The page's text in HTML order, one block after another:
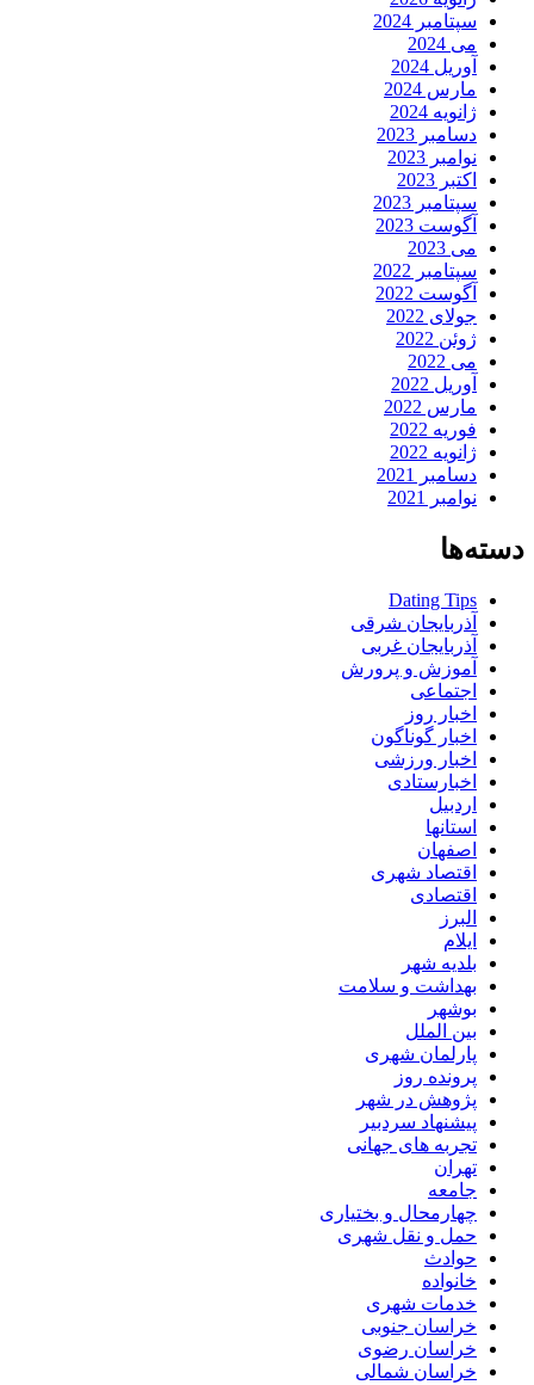
سپتامبر 2024
می 2024
آوریل 2024
مارس 2024
ژانویه 2024
دسامبر 2023
نوامبر 2023
اکتبر 2023
سپتامبر 2023
آگوست 2023
می 2023
سپتامبر 2022
آگوست 2022
جولای 2022
ژوئن 2022
می 2022
آوریل 2022
مارس 2022
فوریه 2022
ژانویه 2022
دسامبر 2021
نوامبر 2021
دسته‌ها
Dating Tips
آذربایجان شرقی
آذربایجان غربی
آموزش و پرورش
اجتماعی
اخبار روز
اخبار گوناگون
اخبار ورزشی
اخبارستادی
اردبیل
استانها
اصفهان
اقتصاد شهری
اقتصادی
البرز
ایلام
بلدیه شهر
بهداشت و سلامت
بوشهر
بین الملل
پارلمان شهری
پرونده روز
پژوهش در شهر
پیشنهاد سردبیر
تجربه های جهانی
تهران
جامعه
چهارمحال و بختیاری
حمل و نقل شهری
حوادث
خانواده
خدمات شهری
خراسان جنوبی
خراسان رضوی
خراسان شمالی